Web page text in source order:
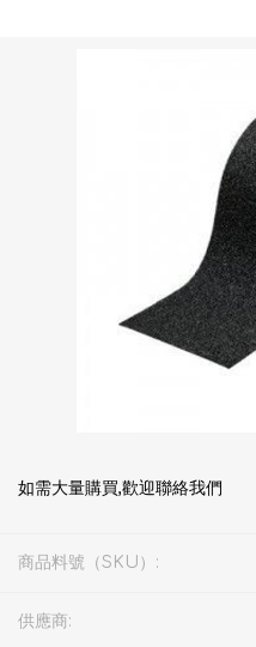
如需大量購買,歡迎聯絡我們
商品料號（SKU）:
供應商: